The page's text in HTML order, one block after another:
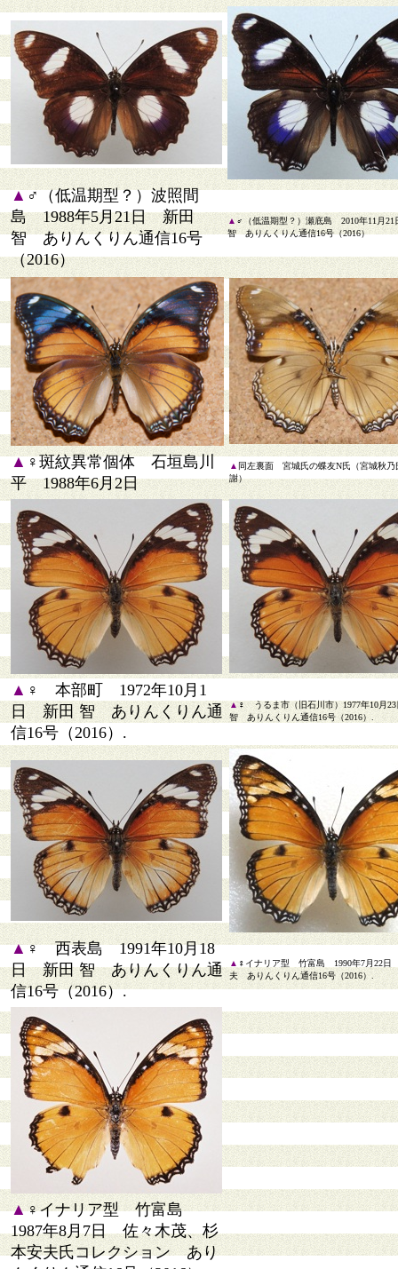
▲♂（低温期型？）波照間
島 1988年5月21日 新田
智 ありんくりん通信16号
（2016）
▲ ♂（低温期型？）瀬底島 2010年11月
智 ありんくりん通信16号（2016）
▲♀斑紋異常個体 石垣島川
平 1988年6月2日
▲ 同左裏面 宮城氏の蝶友N氏（宮城秋乃
謝）
▲ ♀ 本部町 1972年10月1
日 新田 智 ありんくりん通
信16号（2016）.
▲ ♀ うるま市（旧石川市）1977年10月
智 ありんくりん通信16号（2016）.
▲♀ 西表島 1991年10月18
日 新田 智 ありんくりん通
信16号（2016）.
▲ ♀イナリア型 竹富島 1990年7月22日
夫 ありんくりん通信16号（2016）.
▲♀イナリア型 竹富島
1987年8月7日 佐々木茂、杉
本安夫氏コレクション あり